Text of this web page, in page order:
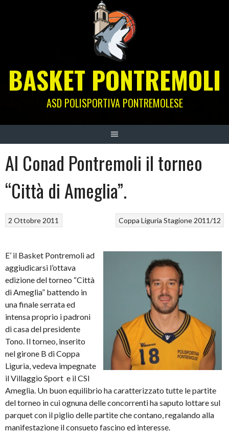
BASKET PONTREMOLI
ASD POLISPORTIVA PONTREMOLESE
Al Conad Pontremoli il torneo
“Città di Ameglia”.
Coppa Liguria Stagione 2011/12
2 Ottobre 2011
E’ il Basket Pontremoli ad
aggiudicarsi l’ottava
edizione del torneo “Città
di Ameglia” battendo in
una finale serrata ed
intensa proprio i padroni
di casa del presidente
Tono. Il torneo, inserito
nel girone B di Coppa
Liguria, vedeva impegnate
il Villaggio Sport e il CSI
Ameglia. Un buon equilibrio ha caratterizzato tutte le partite
del torneo in cui ognuna delle concorrenti ha saputo lottare sul
parquet con il piglio delle partite che contano, regalando alla
manifestazione il consueto fascino ed interesse.